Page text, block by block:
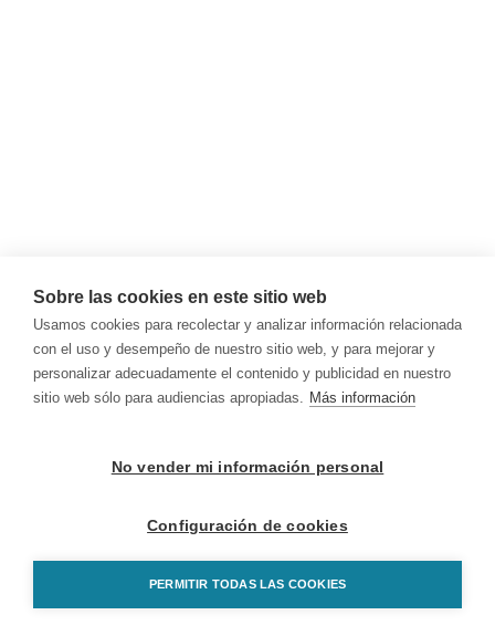
Sobre las cookies en este sitio web
Usamos cookies para recolectar y analizar información relacionada
con el uso y desempeño de nuestro sitio web, y para mejorar y
personalizar adecuadamente el contenido y publicidad en nuestro
sitio web sólo para audiencias apropiadas. Más información
No vender mi información personal
Configuración de cookies
PERMITIR TODAS LAS COOKIES